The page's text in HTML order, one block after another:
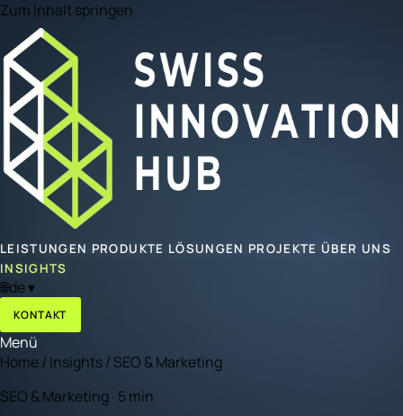
Zum Inhalt springen
LEISTUNGEN PRODUKTE LÖSUNGEN PROJEKTE ÜBER UNS
INSIGHTS
🌐de▾
KONTAKT
Menü
Home/ Insights/ SEO & Marketing
SEO & Marketing · 5 min